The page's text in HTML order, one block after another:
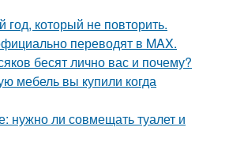
который не повторить.
переводят в MAX.
бесят лично вас и почему?
мебель вы купили когда
нужно ли совмещать туалет и